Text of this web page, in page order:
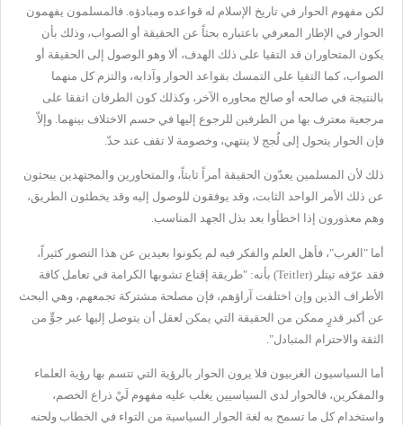
لكن مفهوم الحوار في تاريخ الإسلام له قواعده ومبادؤه. فالمسلمون يفهمون
الحوار في الإطار المعرفي باعتباره بحثاً عن الحقيقة أو الصواب، وذلك بأن
يكون المتحاوران قد التقيا على ذلك الهدف، ألا وهو الوصول إلى الحقيقة أو
الصواب، كما التقيا على التمسك بقواعد الحوار وآدابه، والتزم كل منهما
بالنتيجة في صالحه أو صالح محاوره الآخر، وكذلك كون الطرفان اتفقا على
مرجعية معترف بها من الطرفين للرجوع إليها في حسم الاختلاف بينهما. وإلاّ
فإن الحوار يتحول إلى لُجج لا ينتهي، وخصومة لا تقف عند حدّ.
ذلك لأن المسلمين يعدّون الحقيقة أمراً ثابتاً، والمتحاورين والمجتهدين يبحثون
عن ذلك الأمر الواحد الثابت، وقد يوفقون للوصول إليه وقد يخطئون الطريق،
وهم معذورون إذا اخطأوا بعد بذل الجهد المناسب.
أما "الغرب"، فأهل العلم والفكر فيه لم يكونوا بعيدين عن هذا التصور كثيراً،
فقد عرّفه تيتلر (Teitler) بأنه: "طريقة إقناع تشوبها الكرامة في تعامل كافة
الأطراف الذين وإن اختلفت آراؤهم، فإن مصلحة مشتركة تجمعهم، وهي البحث
عن أكبر قدرٍ ممكن من الحقيقة التي يمكن لعقل أن يتوصل إليها عبر جوٍّ من
الثقة والاحترام المتبادل".
أما السياسيون الغربيون فلا يرون الحوار بالرؤية التي تتسم بها رؤية العلماء
والمفكرين، فالحوار لدى السياسيين يغلب عليه مفهوم لَيْ ذراع الخصم،
واستخدام كل ما تسمح به لغة الحوار السياسية من التواء في الخطاب ولحنه